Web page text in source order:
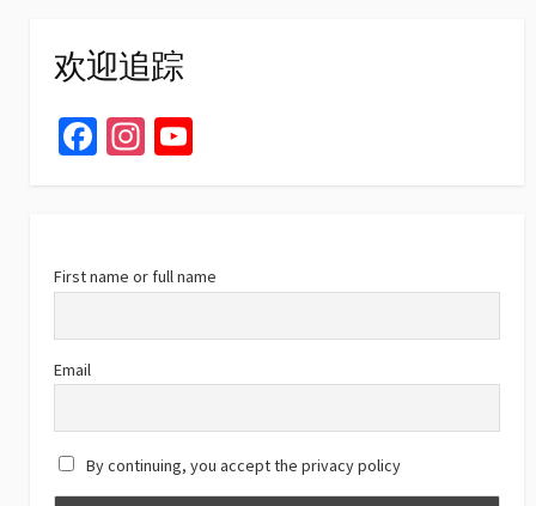
欢迎追踪
Fa
o
k
In
m b
e
a
n
First name or full name
Email
By continuing, you accept the privacy policy